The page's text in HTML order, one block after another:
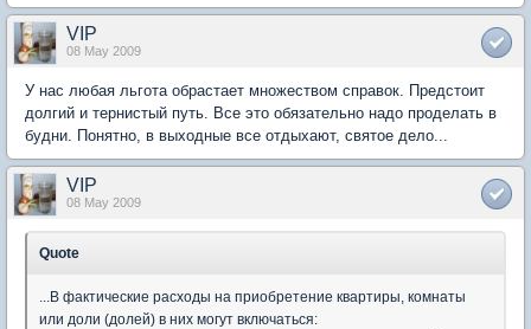
VIP
08 May 2009
У нас любая льгота обрастает множеством справок. Предстоит
долгий и тернистый путь. Все это обязательно надо проделать в
будни. Понятно, в выходные все отдыхают, святое дело...
VIP
08 May 2009
Quote
...В фактические расходы на приобретение квартиры, комнаты
или доли (долей) в них могут включаться: